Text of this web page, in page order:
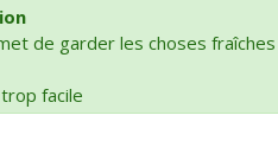
de garder les choses
facile